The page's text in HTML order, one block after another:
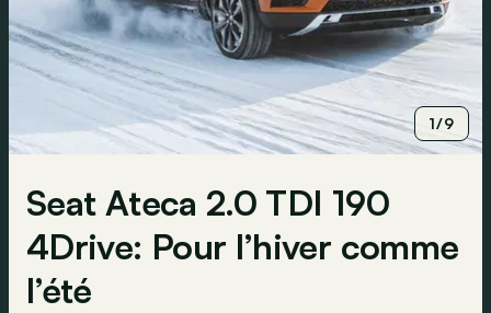
1/9
Seat Ateca 2.0 TDI 190
4Drive: Pour l’hiver comme
l’été